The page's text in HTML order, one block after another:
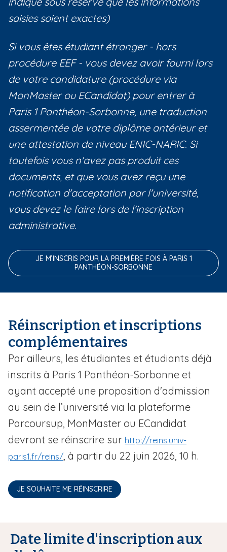
saisies soient exactes)
Si vous êtes étudiant étranger - hors
procédure EEF - vous devez avoir fourni lors
de votre candidature (procédure via
MonMaster ou ECandidat) pour entrer à
Paris 1 Panthéon-Sorbonne, une traduction
assermentée de votre diplôme antérieur et
une attestation de niveau ENIC-NARIC. Si
toutefois vous n'avez pas produit ces
documents, et que vous avez reçu une
notification d'acceptation par l'université,
vous devez le faire lors de l'inscription
administrative.
JE M’INSCRIS POUR LA PREMIÈRE FOIS À PARIS 1
PANTHÉON-SORBONNE
Réinscription et inscriptions
complémentaires
Par ailleurs, les étudiantes et étudiants déjà
inscrits à Paris 1 Panthéon-Sorbonne et
ayant accepté une proposition d'admission
au sein de l’université via la plateforme
Parcoursup, MonMaster ou ECandidat
devront se réinscrire sur http://reins.univ-
paris1.fr/reins/, à partir du 22 juin 2026, 10 h.
JE SOUHAITE ME RÉINSCRIRE
Date limite d'inscription aux